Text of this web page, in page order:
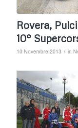
Rovera,
10°
10 Novembre 2013 / in